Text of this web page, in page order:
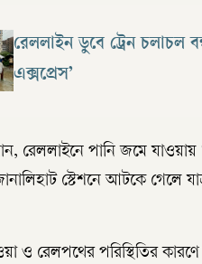
রেললাইন ডুবে ট্রেন চলাচল
এক্সপ্রেস’
পানি জমে যাওয়ায়
স্টেশনে আটকে গেলে
ও রেলপথের পরিস্থিতির